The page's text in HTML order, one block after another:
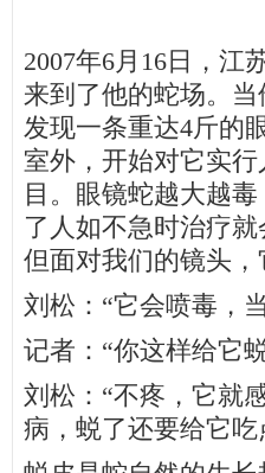
2007年6月16日，江
来到了他的蛇场。
发现一条重达4斤的
室外，开始对它实
目。眼镜蛇越大越
了人如不急时治疗
但面对我们的镜头，
刘松：“它会喷毒，
记者：“你这样给它
刘松：“不疼，它就
病，蜕了还要给它